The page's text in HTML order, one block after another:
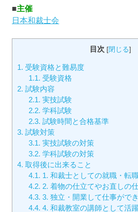
■主催
日本和裁士会
目次 [閉じる]
1. 受験資格と難易度
1.1. 受験資格
2. 試験内容
2.1. 実技試験
2.2. 学科試験
2.3. 試験時間と合格基準
3. 試験対策
3.1. 実技試験の対策
3.2. 学科試験の対策
4. 取得後に出来ること
4.1. 1. 和裁士としての就職・転
4.2. 2. 着物の仕立てやお直しの
4.3. 3. 独立・開業して仕事がで
4.4. 4. 和裁教室の講師として活